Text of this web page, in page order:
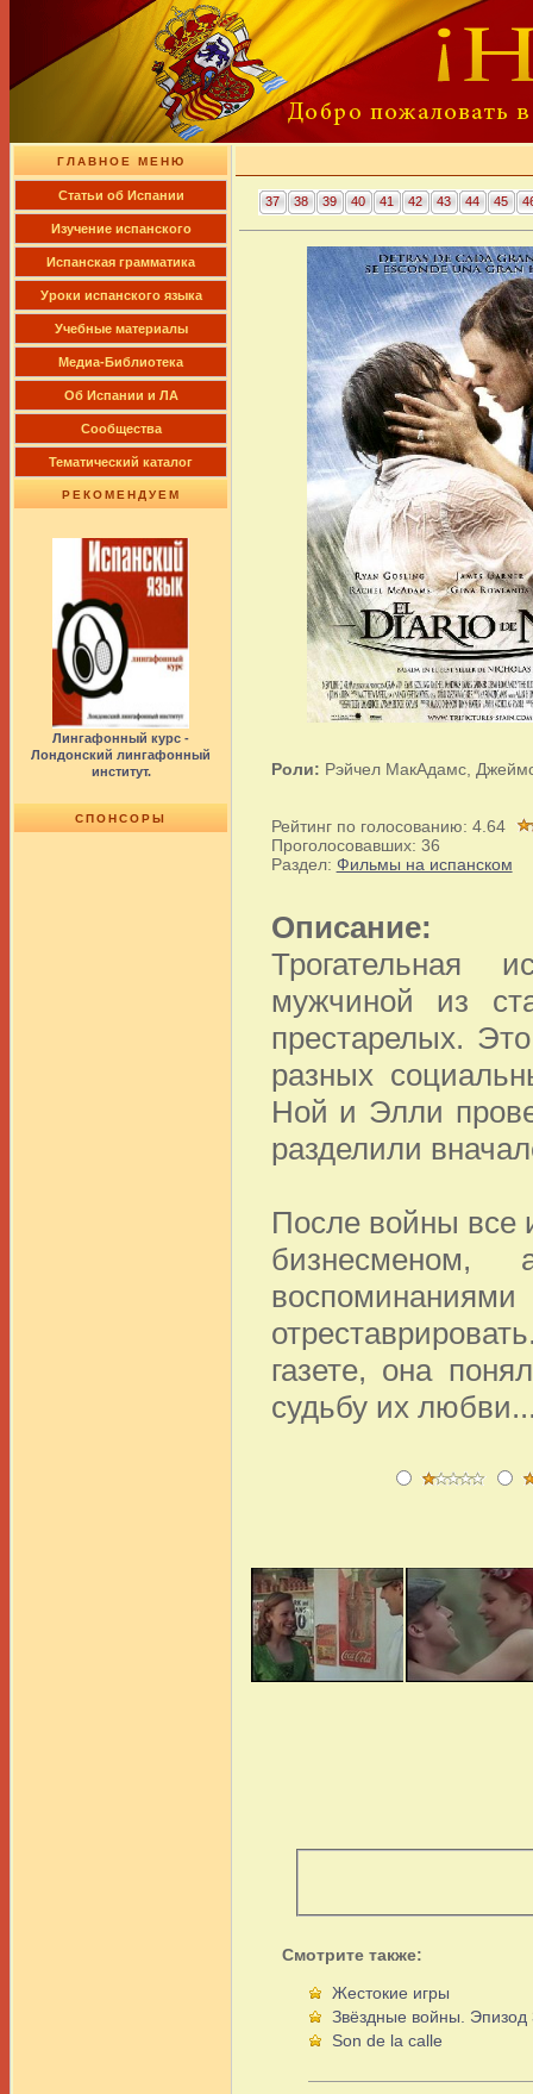
ГЛАВНОЕ МЕНЮ
Cтатьи об Испании
Изучение испанского
Испанская грамматика
Уроки испанского языка
Учебные материалы
Медиа-Библиотека
Об Испании и ЛА
Сообщества
Тематический каталог
РЕКОМЕНДУЕМ
Лингафонный курс -
Лондонский лингафонный
институт.
СПОНСОРЫ
37 38 39 40 41 42 43 44 45
Роли: Рэйчел МакАдамс,
Рейтинг по голосованию: 4.64
Проголосовавших: 36
Раздел: Фильмы на испанском
Описание:
Трогательная
мужчиной из
престарелых.
разных
Ной и Элли
разделили
После войны все
газете, она
судьбу их
Смотрите также:
Жестокие игры
Звёздные войны. Эпизод
Son de la calle